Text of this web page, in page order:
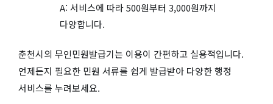
A: 서비스에 따라 500원부터 3,000원까지
다양합니다.
춘천시의 무인민원발급기는 이용이 간편하고 실용적입니다.
언제든지 필요한 민원 서류를 쉽게 발급받아 다양한 행정
서비스를 누려보세요.